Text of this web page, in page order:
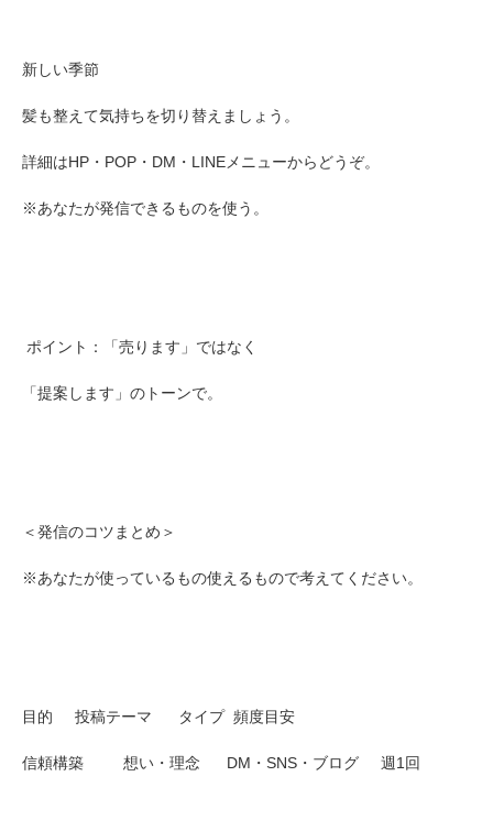
新しい季節
髪も整えて気持ちを切り替えましょう。
詳細はHP・POP・DM・LINEメニューからどうぞ。
※あなたが発信できるものを使う。
ポイント：「売ります」ではなく
「提案します」のトーンで。
＜発信のコツまとめ＞
※あなたが使っているもの使えるもので考えてください。
目的 投稿テーマ タイプ 頻度目安
信頼構築 想い・理念 DM・SNS・ブログ 週1回